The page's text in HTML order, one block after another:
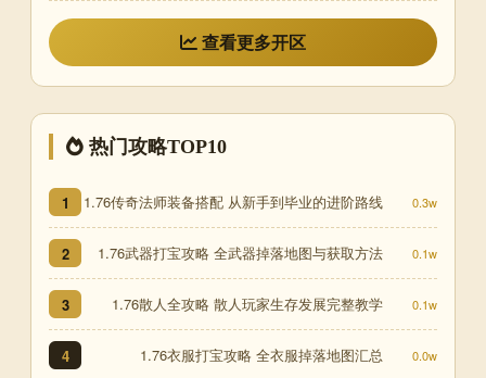
查看更多开区
热门攻略TOP10
1 1.76传奇法师装备搭配 从新手到毕业的进阶路线 0.3w
2 1.76武器打宝攻略 全武器掉落地图与获取方法 0.1w
3 1.76散人全攻略 散人玩家生存发展完整教学 0.1w
4 1.76衣服打宝攻略 全衣服掉落地图汇总 0.0w